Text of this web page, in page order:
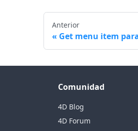
Anterior
Get menu item
Comunidad
4D Blog
4D Forum